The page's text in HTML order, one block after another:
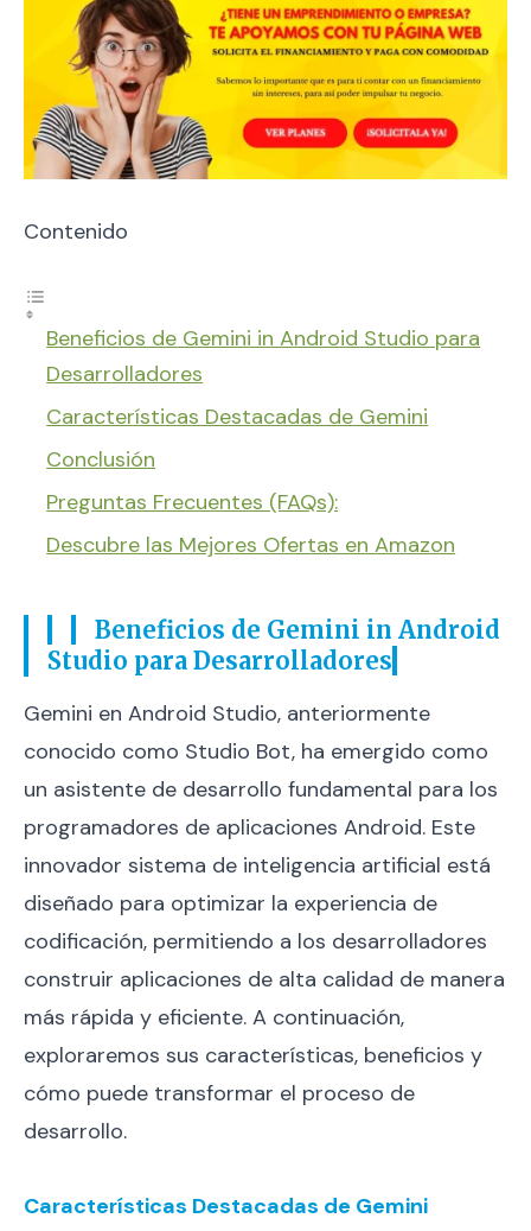
Contenido
Beneficios de Gemini in Android Studio para
Desarrolladores
Características Destacadas de Gemini
Conclusión
Preguntas Frecuentes (FAQs):
Descubre las Mejores Ofertas en Amazon
Beneficios de Gemini in Android
Studio para Desarrolladores
Gemini en Android Studio, anteriormente
conocido como Studio Bot, ha emergido como
un asistente de desarrollo fundamental para los
programadores de aplicaciones Android. Este
innovador sistema de inteligencia artificial está
diseñado para optimizar la experiencia de
codificación, permitiendo a los desarrolladores
construir aplicaciones de alta calidad de manera
más rápida y eficiente. A continuación,
exploraremos sus características, beneficios y
cómo puede transformar el proceso de
desarrollo.
Características Destacadas de Gemini